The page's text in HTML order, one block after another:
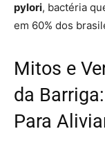
pylori, bactéria
em 60% dos
Mitos e
da
Para